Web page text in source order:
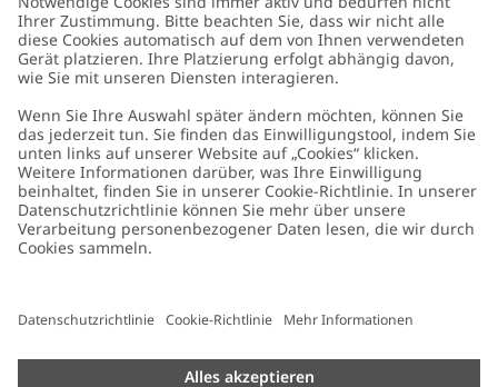
Kundenservice
Kontaktieren Sie uns
FAQ
Barrierefreiheit
Datenschutzrichtlinie
Cookie-Richtlinie
Größenratgeber
Über uns
Über Newbie
Nachhaltigkeit
Impressum
Presse
Germany Standort ändern
Cookies